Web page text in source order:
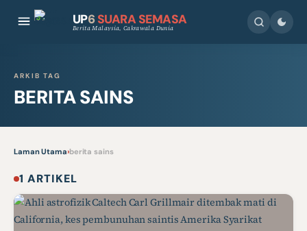
UP6 SUARA SEMASA
Berita Malaysia, Cakrawala Dunia
ARKIB TAG
BERITA SAINS
Laman Utama›berita sains
1 ARTIKEL